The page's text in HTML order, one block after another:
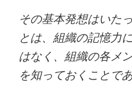
その基本発想はいた
とは、組織の記憶力
はなく、組織の各メ
を知っておくことで